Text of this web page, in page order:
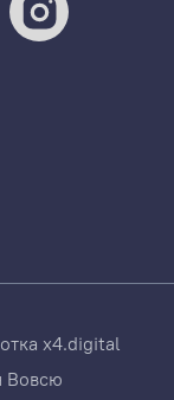
x4.digital
Вовсю